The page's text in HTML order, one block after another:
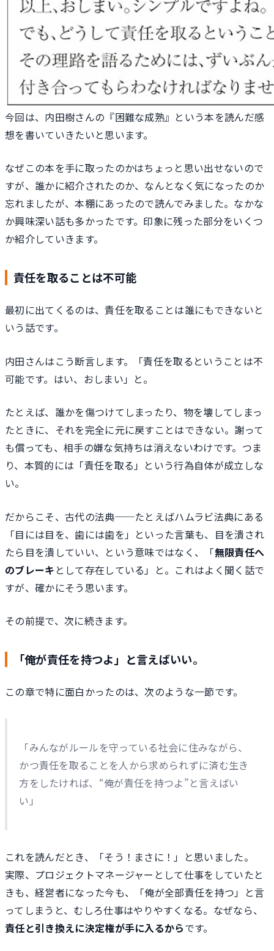
今回は、内田樹さんの『困難な成熟』という本を読んだ感
想を書いていきたいと思います。
なぜこの本を手に取ったのかはちょっと思い出せないので
すが、誰かに紹介されたのか、なんとなく気になったのか
忘れましたが、本棚にあったので読んでみました。なかな
か興味深い話も多かったです。印象に残った部分をいくつ
か紹介していきます。
責任を取ることは不可能
最初に出てくるのは、責任を取ることは誰にもできないと
いう話です。
内田さんはこう断言します。「責任を取るということは不
可能です。はい、おしまい」と。
たとえば、誰かを傷つけてしまったり、物を壊してしまっ
たときに、それを完全に元に戻すことはできない。謝って
も償っても、相手の嫌な気持ちは消えないわけです。つま
り、本質的には「責任を取る」という行為自体が成立しな
い。
だからこそ、古代の法典──たとえばハムラビ法典にある
「目には目を、歯には歯を」といった言葉も、目を潰され
たら目を潰していい、という意味ではなく、「無限責任へ
のブレーキ として存在している」と。これはよく聞く話で
すが、確かにそう思います。
その前提で、次に続きます。
「俺が責任を持つよ」と言えばいい。
この章で特に面白かったのは、次のような一節です。
「みんながルールを守っている社会に住みながら、
かつ責任を取ることを人から求められずに済む生き
方をしたければ、“俺が責任を持つよ”と言えばい
い」
これを読んだとき、「そう！まさに！」と思いました。
実際、プロジェクトマネージャーとして仕事をしていたと
きも、経営者になった今も、「俺が全部責任を持つ」と言
ってしまうと、むしろ仕事はやりやすくなる。なぜなら、
責任と引き換えに決定権が手に入るからです。